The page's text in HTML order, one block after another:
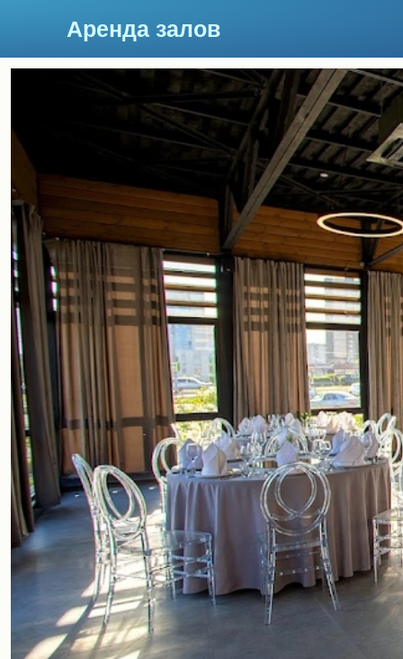
Аренда залов
Красноярск
Подберите мне зал